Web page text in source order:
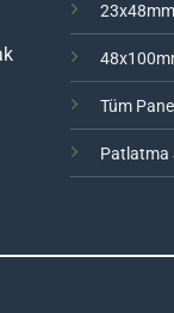
Tüm
Patlatma